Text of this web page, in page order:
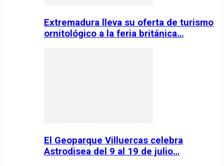
Extremadura lleva su oferta de turismo
ornitológico a la feria británica…
El Geoparque Villuercas celebra
Astrodisea del 9 al 19 de julio…